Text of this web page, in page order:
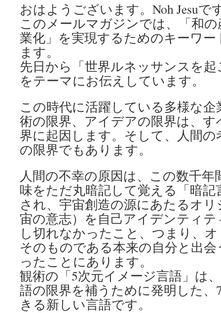
おはようございます。Noh Jesuで
このメールマガジンでは、「和
業化」を実現するためのキーワ
ます。
先日から「世界ルネッサンスを
をテーマにお伝えしています。
この時代に活躍している多様な
術の限界、アイデアの限界は、
界に起因します。そして、人間
の限界でもあります。
人間の不幸の原因は、この数千年
味をただ丸暗記して覚える「暗
され、宇宙創造の源にあたるオ
宙の意志）を自己アイデンティ
し切れなかったこと、つまり、
そのものである本来の自分と出
ったことにあります。
観術の「5次元イメージ言語」は
語の限界を補うために発明した、
きる新しい言語です。